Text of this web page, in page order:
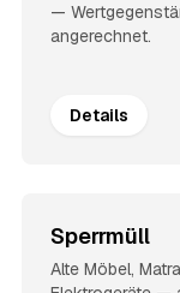
—
angerechnet.
Details
Sperrmüll
Alte Möbel,